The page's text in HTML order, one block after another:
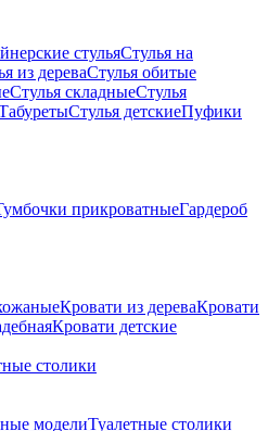
стульяСтулья на
из дереваСтулья обитые
Стулья складныеСтулья
Стулья детскиеПуфики
прикроватныеГардероб
Кровати из дереваКровати
Кровати детские
столики
моделиТуалетные столики